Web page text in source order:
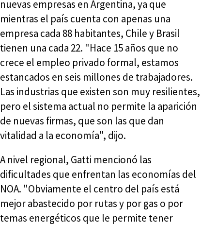
nuevas empresas en Argentina, ya que
mientras el país cuenta con apenas una
empresa cada 88 habitantes, Chile y Brasil
tienen una cada 22. "Hace 15 años que no
crece el empleo privado formal, estamos
estancados en seis millones de trabajadores.
Las industrias que existen son muy resilientes,
pero el sistema actual no permite la aparición
de nuevas firmas, que son las que dan
vitalidad a la economía", dijo.
A nivel regional, Gatti mencionó las
dificultades que enfrentan las economías del
NOA. "Obviamente el centro del país está
mejor abastecido por rutas y por gas o por
temas energéticos que le permite tener